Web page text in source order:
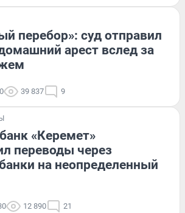
перебор»: суд отправил
арест вслед за
39 837 9
«Керемет»
переводы через
на неопределенный
12 890 21